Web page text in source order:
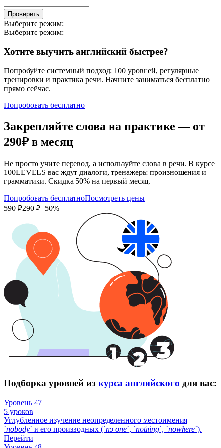
Проверить
Выберите режим:
Выберите режим:
Хотите выучить английский быстрее?
Попробуйте системный подход: 100 уровней, регулярные
тренировки и практика речи. Начните заниматься бесплатно
прямо сейчас.
Попробовать бесплатно
Закрепляйте слова на практике — от
290₽ в месяц
Не просто учите перевод, а используйте слова в речи. В курсе
100LEVELS вас ждут диалоги, тренажеры произношения и
грамматики. Скидка 50% на первый месяц.
Попробовать бесплатноПосмотреть цены
590 ₽290 ₽−50%
Подборка уровней из курса английского для вас:
Уровень 47
5 уроков
Углубленное изучение неопределенного местоимения
`nobody` и его производных (`no one`, `nothing`, `nowhere`).
Перейти